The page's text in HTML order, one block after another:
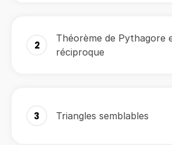
2
Théorème de Pythagore
réciproque
3 Triangles semblables